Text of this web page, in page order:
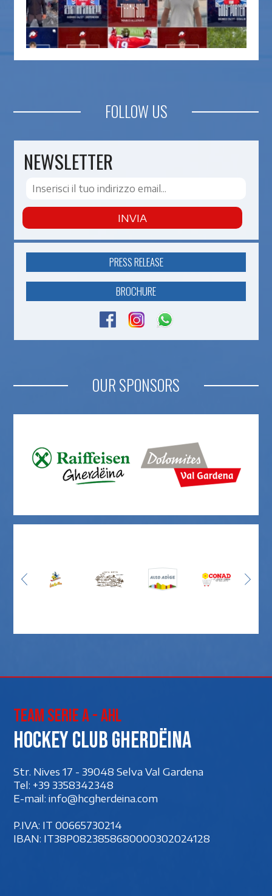
FOLLOW US
NEWSLETTER
INVIA
PRESS RELEASE
BROCHURE
OUR SPONSORS
Team Serie A - AHL
Hockey club Gherdëina
Str. Nives 17 - 39048 Selva Val Gardena
Tel: +39 3358342348
E-mail: info@hcgherdeina.com
P.IVA: IT 00‍665730214
IBAN: IT38P0823858680000302024128